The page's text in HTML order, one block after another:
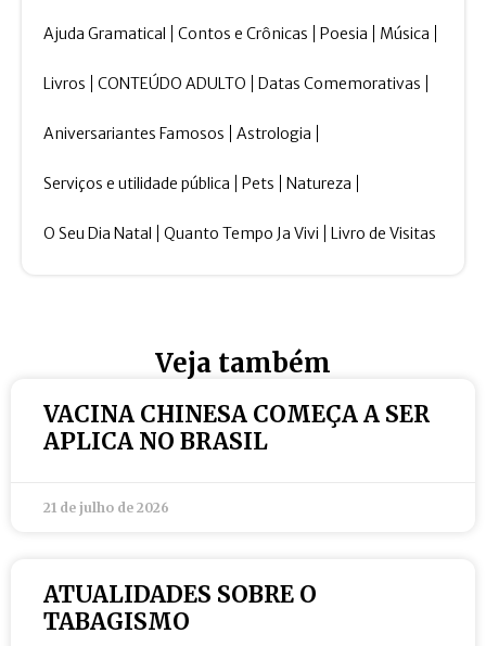
Ajuda Gramatical Contos e Crônicas Poesia Música
Livros CONTEÚDO ADULTO Datas Comemorativas
Aniversariantes Famosos Astrologia
Serviços e utilidade pública Pets Natureza
O Seu Dia Natal Quanto Tempo Ja Vivi Livro de Visitas
Veja também
VACINA CHINESA COMEÇA A SER
APLICA NO BRASIL
21 de julho de 2026
ATUALIDADES SOBRE O
TABAGISMO